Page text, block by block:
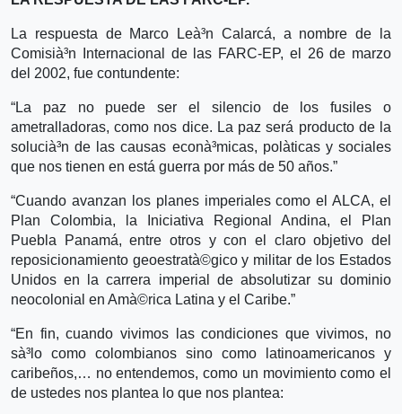
La respuesta de Marco Leà³n Calarcá, a nombre de la
Comisià³n Internacional de las FARC-EP, el 26 de marzo
del 2002, fue contundente:
“La paz no puede ser el silencio de los fusiles o
ametralladoras, como nos dice. La paz será producto de la
solucià³n de las causas econà³micas, polà­ticas y sociales
que nos tienen en está guerra por más de 50 años.”
“Cuando avanzan los planes imperiales como el ALCA, el
Plan Colombia, la Iniciativa Regional Andina, el Plan
Puebla Panamá, entre otros y con el claro objetivo del
reposicionamiento geoestratà©gico y militar de los Estados
Unidos en la carrera imperial de absolutizar su dominio
neocolonial en Amà©rica Latina y el Caribe.”
“En fin, cuando vivimos las condiciones que vivimos, no
sà³lo como colombianos sino como latinoamericanos y
caribeños,… no entendemos, como un movimiento como el
de ustedes nos plantea lo que nos plantea: